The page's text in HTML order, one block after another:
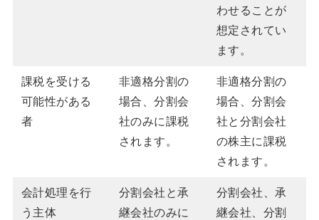
わせることが
想定されてい
ます。
課税を受ける
可能性がある
者
非適格分割の
場合、分割会
社のみに課税
されます。
非適格分割の
場合、分割会
社と分割会社
の株主に課税
されます。
会計処理を行
う主体
分割会社と承
継会社のみに
分割会社、承
継会社、分割